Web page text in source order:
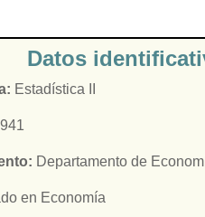
Datos
Estadística II
Departamento de
en Economía